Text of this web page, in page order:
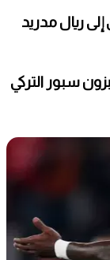
ريال مدريد
سبور التركي